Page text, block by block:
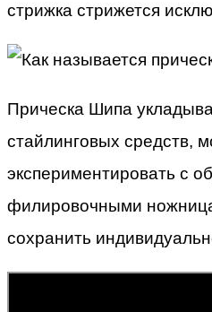
стрижка стрижется
Прическа Шипа
стайлинговых средств,
экспериментировать с
филировочными
сохранить